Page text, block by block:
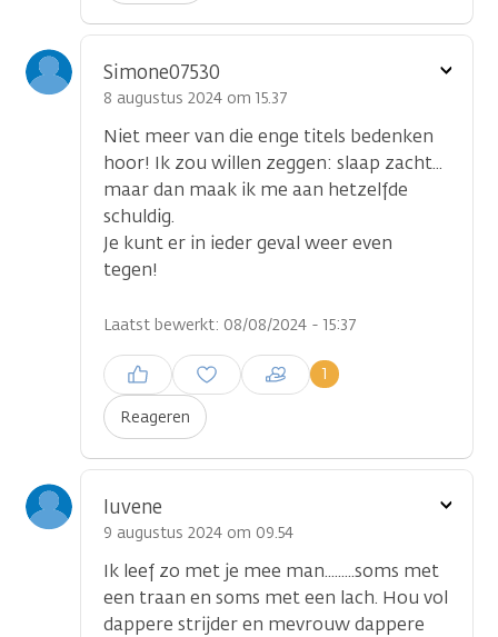
Simone07530
8 augustus 2024 om 15.37
Niet meer van die enge titels bedenken
hoor! Ik zou willen zeggen: slaap zacht...
maar dan maak ik me aan hetzelfde
schuldig.
Je kunt er in ieder geval weer even
tegen!
Laatst bewerkt: 08/08/2024 - 15:37
Reageren
1
Inloggen om een reactie te
plaatsen
Toon
luvene
9 augustus 2024 om 09.54
Ik leef zo met je mee man.........soms met
een traan en soms met een lach. Hou vol
dappere strijder en mevrouw dappere
Toon